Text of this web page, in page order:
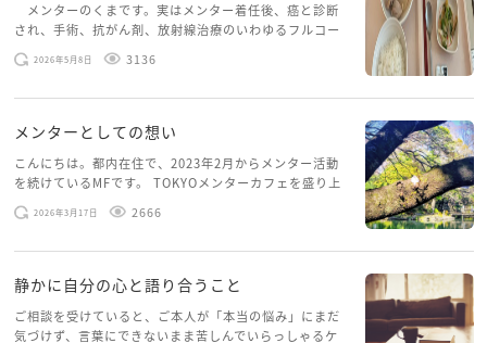
メンターのくまです。実はメンター着任後、癌と診断
され、手術、抗がん剤、放射線治療のいわゆるフルコー
スを体験していて、しばらくメンターカフェに来られて
いませんでした。体力だけでなく、気力も落ちパソコン
2026年5月8日 3136
メンターとしての想い
こんにちは。都内在住で、2023年2月からメンター活動
を続けているMFです。 TOKYOメンターカフェを盛り上
げたいという想いから、勇気を出して初めてブログを投
稿してみようと思います。少し自分のことを書いてみま
2026年3月17日 2666
静かに自分の心と語り合うこと
ご相談を受けていると、ご本人が「本当の悩み」にまだ
気づけず、言葉にできないまま苦しんでいらっしゃるケ